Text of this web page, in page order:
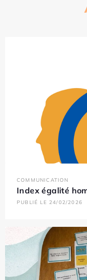
COMMUNICATION
Index égalité
PUBLIÉ LE 24/02/2026